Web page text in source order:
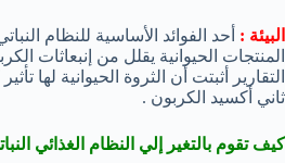
البيئة : أحد الفوائد الأساسية للنظام
المنتجات الحيوانية يقلل من إنبعاثات
التقارير أثبتت أن الثروة الحيوانية لها
ثاني أكسيد الكربون .
كيف تقوم بالتغير إلي النظام الغذائي